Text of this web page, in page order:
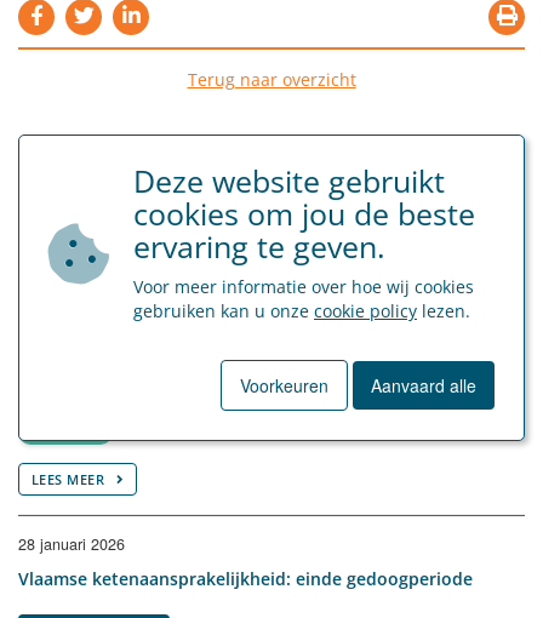
Terug naar overzicht
Artikels met gelijkaardige tags
LEES MEER
28 januari 2026
Vlaamse ketenaansprakelijkheid: einde gedoogperiode
Deze website gebruikt
cookies om jou de beste
ervaring te geven.
Voor meer informatie over hoe wij cookies
gebruiken kan u onze cookie policy lezen.
Voorkeuren Aanvaard alle